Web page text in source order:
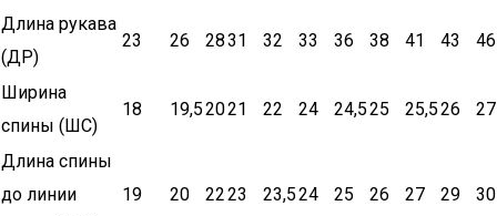
Длина рукава
(ДР)
23 26 2831 32 33 36 38 41 43 46
Ширина
спины (ШС)
18 19,52021 22 24 24,525 25,526 27
Длина спины
до линии
19 20 2223 23,524 25 26 27 29 30